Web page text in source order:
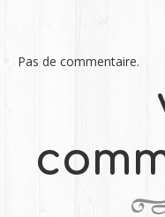
Pas de commentaire.